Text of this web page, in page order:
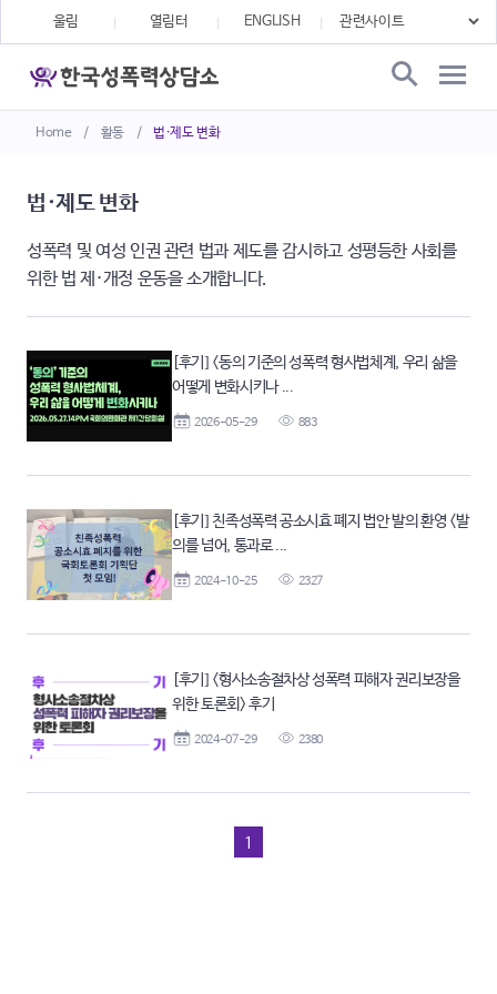
Home / 활동 / 법·제도 변화
울림 열림터 ENGLISH
법·제도 변화
성폭력 및 여성 인권 관련 법과 제도를 감시하고 성평등한 사회를
위한 법 제·개정 운동을 소개합니다.
[후기] <동의 기준의 성폭력 형사법체계, 우리 삶을
어떻게 변화시키나 ...
2026-05-29 883
[후기] 친족성폭력 공소시효 폐지 법안 발의 환영 <발
의를 넘어, 통과로 ...
2024-10-25 2327
[후기] <형사소송절차상 성폭력 피해자 권리보장을
위한 토론회> 후기
2024-07-29 2380
1